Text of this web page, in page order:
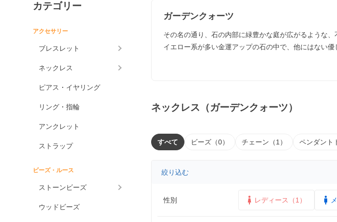
カテゴリー
アクセサリー
ブレスレット
ネックレス
ピアス・イヤリング
リング・指輪
アンクレット
ストラップ
ビーズ・ルース
ストーンビーズ
ウッドビーズ
ガーデンクォーツ
その名の通り、石の内部に緑豊かな庭が広がるような、
イエロー系が多い金運アップの石の中で、他にはない優
ネックレス（ガーデンクォーツ）
すべて ビーズ（0） チェーン（1） ペンダント
絞り込む
性別 レディース（1）